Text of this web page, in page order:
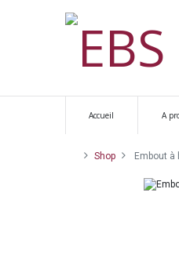
Accueil A
Shop Embout à